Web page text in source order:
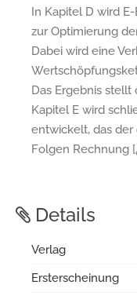
In Kapitel D wird
zur Optimierung
Dabei wird eine
Das Ergebnis stellt
Kapitel E wird
entwickelt, das
Folgen Rechnung
Details
Verlag
Ersterscheinung